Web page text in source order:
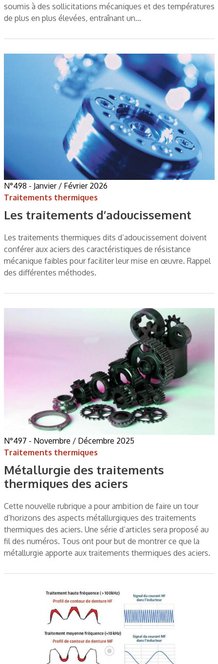
soumis à des sollicitations mécaniques et des températures
de plus en plus élevées, entraînant un…
N°498 - Janvier / Février 2026
Traitements thermiques
Les traitements d’adoucissement
Les traitements thermiques dits d’adoucissement doivent
conférer aux aciers des caractéristiques de résistance
mécanique faibles pour faciliter leur mise en œuvre. Rappel
des différentes méthodes.
N°497 - Novembre / Décembre 2025
Traitements thermiques
Métallurgie des traitements
thermiques des aciers
Cette nouvelle rubrique a pour ambition de faire un tour
d’horizons des aspects métallurgiques des traitements
thermiques des aciers. Une série d’articles sera proposé au
fil des numéros. Tous ont pour but de montrer ce que la
métallurgie apporte aux traitements thermiques des aciers.